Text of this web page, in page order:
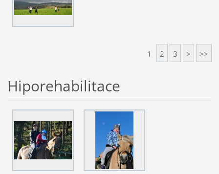
1 2 3 > >>
Hiporehabilitace